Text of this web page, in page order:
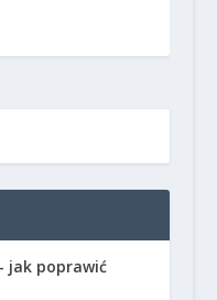
jak poprawić